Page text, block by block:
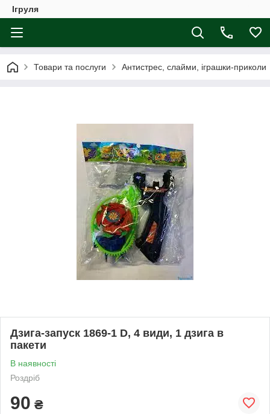
Ігруля
Товари та послуги Антистрес, слайми, іграшки-приколи
Дзига-запуск 1869-1 D, 4 види, 1 дзига в
пакети
В наявності
Роздріб
90 ₴